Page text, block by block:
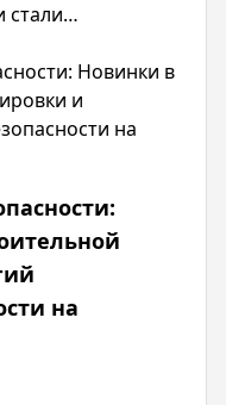
стали
интерес
для контроля
общении.
только что ты
на